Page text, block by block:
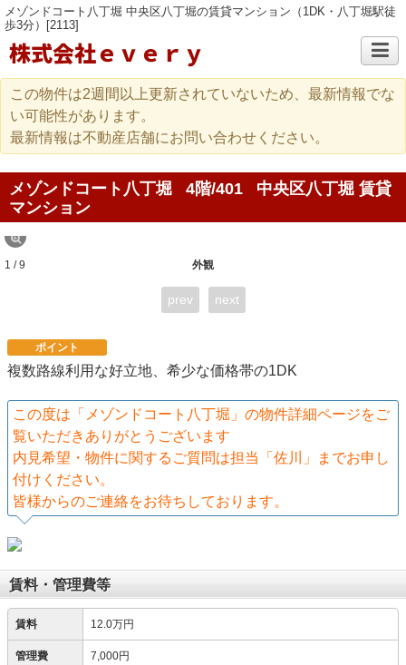
メゾンドコート八丁堀 中央区八丁堀の賃貸マンション（1DK・八丁堀駅徒
歩3分）[2113]
株式会社ｅｖｅｒｙ
この物件は2週間以上更新されていないため、最新情報でな
い可能性があります。
最新情報は不動産店舗にお問い合わせください。
メゾンドコート八丁堀 4階/401
中央区八丁堀 賃貸
マンション
外観
1 / 9
prev next
ポイント
複数路線利用な好立地、希少な価格帯の1DK
この度は「メゾンドコート⼋丁堀」の物件詳細ページをご
覧いただきありがとうございます
内見希望・物件に関するご質問は担当「佐川」までお申し
付けください。
皆様からのご連絡をお待ちしております。
賃料・管理費等
賃料 12.0万円
管理費 7,000円